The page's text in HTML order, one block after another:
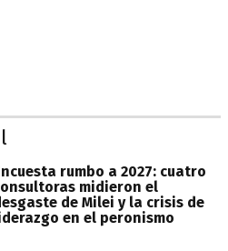
rumbo a 2027: cuatro
midieron el
de Milei y la crisis de
en el peronismo